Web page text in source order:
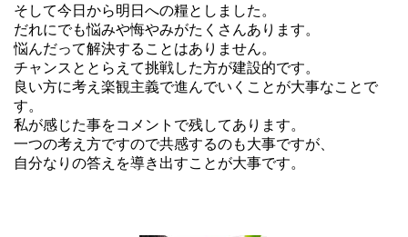
そして今日から明日への糧としました。
だれにでも悩みや悔やみがたくさんあります。
悩んだって解決することはありません。
チャンスととらえて挑戦した方が建設的です。
良い方に考え楽観主義で進んでいくことが大事なことで
す。
私が感じた事をコメントで残してあります。
一つの考え方ですので共感するのも大事ですが、
自分なりの答えを導き出すことが大事です。